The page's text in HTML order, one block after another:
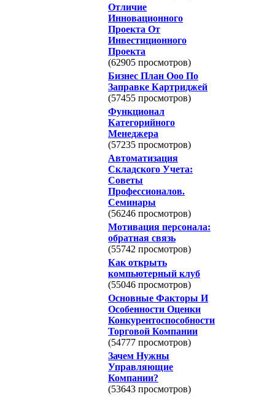
Отличие
Инновационного
Проекта От
Инвестиционного
Проекта
(62905 просмотров)
Бизнес План Ооо По
Заправке Картриджей
(57455 просмотров)
Функционал
Категорийного
Менеджера
(57235 просмотров)
Автоматизация
Складского Учета:
Советы
Профессионалов.
Семинары
(56246 просмотров)
Мотивация персонала:
обратная связь
(55742 просмотров)
Как открыть
компьютерный клуб
(55046 просмотров)
Основные Факторы И
Особенности Оценки
Конкурентоспособности
Торговой Компании
(54777 просмотров)
Зачем Нужны
Управляющие
Компании?
(53643 просмотров)